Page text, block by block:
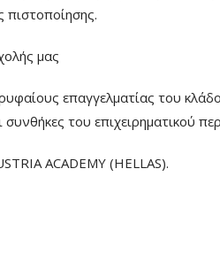
πιστοποίησης.
μας
επαγγελματίας του
του επιχειρηματικού
ACADEMY (HELLAS).